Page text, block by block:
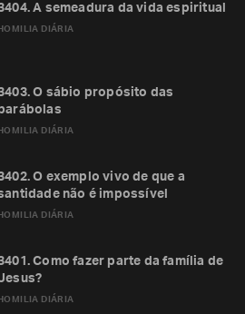
HOMILIA DIÁRIA
A semeadura da vida espiritual
HOMILIA DIÁRIA
O sábio propósito das
HOMILIA DIÁRIA
O exemplo vivo de que a
não é impossível
HOMILIA DIÁRIA
Como fazer parte da família de